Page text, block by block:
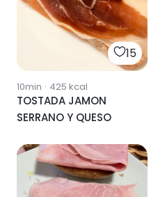
15
10min · 425 kcal
TOSTADA JAMON
SERRANO Y QUESO